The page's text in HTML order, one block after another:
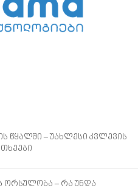
წყალში – უახლესი კვლევის
ორსულობა – რა უნდა